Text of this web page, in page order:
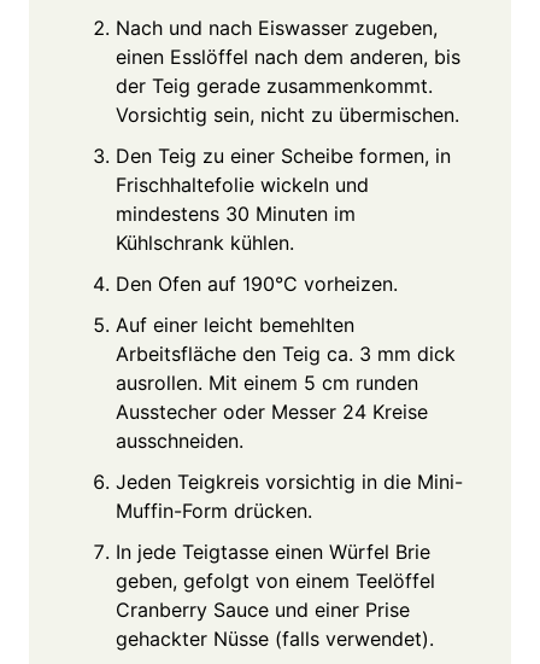
Nach und nach Eiswasser zugeben,
einen Esslöffel nach dem anderen, bis
der Teig gerade zusammenkommt.
Vorsichtig sein, nicht zu übermischen.
Den Teig zu einer Scheibe formen, in
Frischhaltefolie wickeln und
mindestens 30 Minuten im
Kühlschrank kühlen.
Den Ofen auf 190°C vorheizen.
Auf einer leicht bemehlten
Arbeitsfläche den Teig ca. 3 mm dick
ausrollen. Mit einem 5 cm runden
Ausstecher oder Messer 24 Kreise
ausschneiden.
Jeden Teigkreis vorsichtig in die Mini-
Muffin-Form drücken.
In jede Teigtasse einen Würfel Brie
geben, gefolgt von einem Teelöffel
Cranberry Sauce und einer Prise
gehackter Nüsse (falls verwendet).